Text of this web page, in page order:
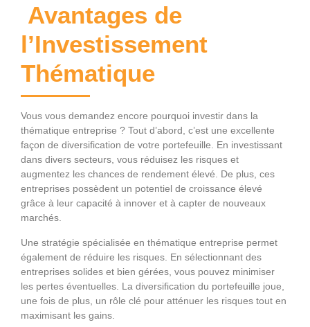
Avantages de
l’Investissement
Thématique
Vous vous demandez encore pourquoi investir dans la
thématique entreprise ? Tout d’abord, c’est une excellente
façon de diversification de votre portefeuille. En investissant
dans divers secteurs, vous réduisez les risques et
augmentez les chances de rendement élevé. De plus, ces
entreprises possèdent un potentiel de croissance élevé
grâce à leur capacité à innover et à capter de nouveaux
marchés.
Une stratégie spécialisée en thématique entreprise permet
également de réduire les risques. En sélectionnant des
entreprises solides et bien gérées, vous pouvez minimiser
les pertes éventuelles. La diversification du portefeuille joue,
une fois de plus, un rôle clé pour atténuer les risques tout en
maximisant les gains.